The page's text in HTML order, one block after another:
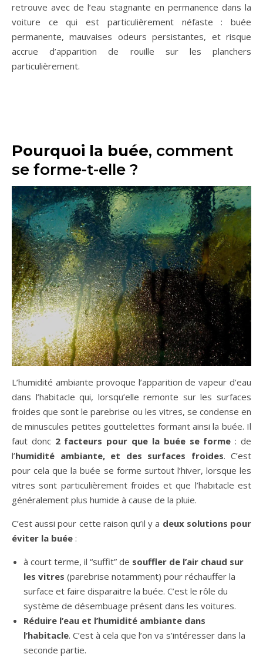
retrouve avec de l’eau stagnante en permanence dans la
voiture ce qui est particulièrement néfaste : buée
permanente, mauvaises odeurs persistantes, et risque
accrue d’apparition de rouille sur les planchers
particulièrement.
Pourquoi la buée, comment
se forme-t-elle ?
L’humidité ambiante provoque l’apparition de vapeur d’eau
dans l’habitacle qui, lorsqu’elle remonte sur les surfaces
froides que sont le parebrise ou les vitres, se condense en
de minuscules petites gouttelettes formant ainsi la buée. Il
faut donc 2 facteurs pour que la buée se forme : de
l’humidité ambiante, et des surfaces froides. C’est
pour cela que la buée se forme surtout l’hiver, lorsque les
vitres sont particulièrement froides et que l’habitacle est
généralement plus humide à cause de la pluie.
C’est aussi pour cette raison qu’il y a deux solutions pour
éviter la buée :
à court terme, il “suffit” de souffler de l’air chaud sur
les vitres (parebrise notamment) pour réchauffer la
surface et faire disparaitre la buée. C’est le rôle du
système de désembuage présent dans les voitures.
Réduire l’eau et l’humidité ambiante dans
l’habitacle. C’est à cela que l’on va s’intéresser dans la
seconde partie.